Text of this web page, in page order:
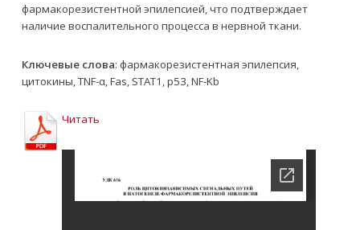
фармакорезистентной эпилепсией, что подтверждает
наличие воспалительного процесса в нервной ткани.
Ключевые слова: фармакорезистентная эпилепсия,
цитокины, TNF-α, Fas, STAT1, p53, NF-Kb
Читать